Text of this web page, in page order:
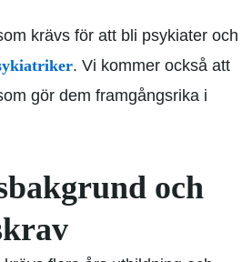
krävs för att bli psykiater och
. Vi kommer också att
gör dem framgångsrika i
och